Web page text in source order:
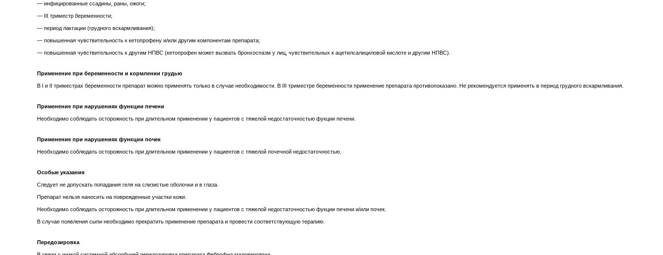
— инфицированные ссадины, раны, ожоги;
— III триместр беременности;
— период лактации (грудного вскармливания);
— повышенная чувствительность к кетопрофену и/или другим компонентам препарата;
— повышенная чувствительность к другим НПВС (кетопрофен может вызвать бронхоспазм у лиц, чувствительных к ацетилсалициловой кислоте и другим НПВС).
Применение при беременности и кормлении грудью
В I и II триместрах беременности препарат можно применять только в случае необходимости. В III триместре беременности применение препарата противопоказано. Не рекомендуется применять в период грудного вскармливания.
Применение при нарушениях функции печени
Необходимо соблюдать осторожность при длительном применении у пациентов с тяжелой недостаточностью фукции печени.
Применение при нарушениях функции почек
Необходимо соблюдать осторожность при длительном применении у пациентов с тяжелой почечной недостаточностью.
Особые указания
Следует не допускать попадания геля на слизистые оболочки и в глаза.
Препарат нельзя наносить на поврежденные участки кожи.
Необходимо соблюдать осторожность при длительном применении у пациентов с тяжелой недостаточностью фукции печени и/или почек.
В случае появления сыпи необходимо прекратить применение препарата и провести соответствующую терапию.
Передозировка